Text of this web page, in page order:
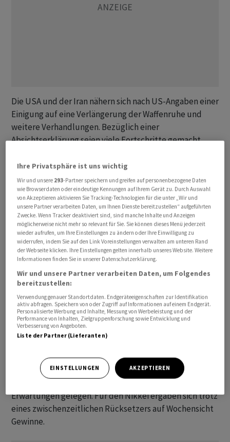
Die USA und der Iran nähern sich nach US-Angaben einer
Einigung auf eine Verlängerung der Waffenruhe und
weitere Verhandlungen. Bezüglich einer
Absichtserklärung seien viele Fortschritte gemacht
gearbeitet, sagte US-Vizepräsident JD Vance. Ob
allerdings Präsident Donald Trump zustimmen wird, sei
offen. Aus Teheran hiess es, eine vorläufige Einigung sei
bisher nicht ausformuliert und dementsprechend auch
nicht bestätigt.
Den Börsen genügte dies, vor dem Wochenende
nochmals durchzustarten. «Die Anleger suchen bei
Aktien zurzeit nach einem Vorwand, noch weiter zu
kaufen», beschrieb Jochen Stanzl, Marktanalyst der
Consorsbank, die Stimmung an den Märkten.
Der japanische Aktienmarkt setzte seinen Höhenflug
fort und erreichte neue Hochs - der Nikkei 225 endete
auch Verbraucherpreisdaten bei, wie die
Marktstrategen der Deutschen Bank anmerkten. So
Erwartungen gelegen. Für den Nikkei ergaben sich trotz
eines zwischenzeitlichen Rücksetzers auf Wochensicht
Gewinne.
Ihre Privatsphäre ist uns wichtig
Wir und unsere 293-Partner speichern und greifen auf personenbezogene Daten
wie Browserdaten oder eindeutige Kennungen auf Ihrem Gerät zu. Durch Auswahl
von Akzeptieren aktivieren Sie Tracking-Technologien für die unter „Wir und
unsere Partner verarbeiten Daten, um Ihnen Dienste bereitzustellen“ aufgeführten
Zwecke. Wenn Tracker deaktiviert sind, sind manche Inhalte und Anzeigen
möglicherweise nicht mehr so relevant für Sie. Sie können dieses Menü jederzeit
wieder aufrufen, um Ihre Einstellungen zu ändern oder Ihre Einwilligung zu
widerrufen, indem Sie auf den Link Voreinstellungen verwalten am unteren Rand
der Webseite klicken. Ihre Einstellungen gelten innerhalb unseres Website. Weitere
Informationen finden Sie in unserer Datenschutzerklärung.
Wir und unsere Partner verarbeiten Daten, um Folgendes
bereitzustellen:
Verwendung genauer Standortdaten. Endgeräteeigenschaften zur Identifikation
aktiv abfragen. Speichern von oder Zugriff auf Informationen auf einem Endgerät.
Personalisierte Werbung und Inhalte, Messung von Werbeleistung und der
Performance von Inhalten, Zielgruppenforschung sowie Entwicklung und
Verbesserung von Angeboten.
Liste der Partner (Lieferanten)
EINSTELLUNGEN AKZEPTIEREN